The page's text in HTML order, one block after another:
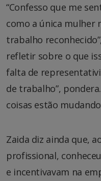
“Confesso que me
como a única mulher
trabalho
refletir sobre o que
falta de
de trabalho”,
coisas estão
Zaida diz ainda que,
profissional,
e incentivavam na